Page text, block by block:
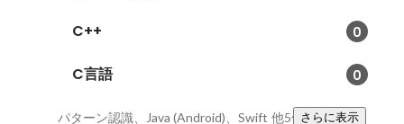
C++ 0
C言語 0
パターン認識、Java (Android)、Swift 他5件さらに表示